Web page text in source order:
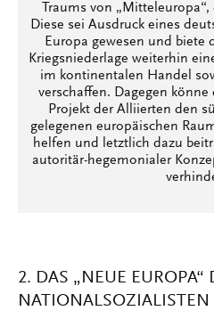
Traums von
Diese sei Ausdruck eines
Europa gewesen und biete
Kriegsniederlage weiterhin
im kontinentalen Handel
verschaffen. Dagegen
Projekt der Alliierten den
gelegenen europäischen
helfen und letztlich dazu
autoritär-hegemonialer
2. DAS „NEUE EUROPA“
NATIONALSOZIALISTEN